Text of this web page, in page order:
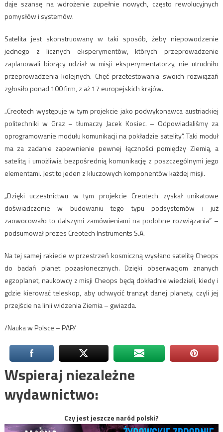
daje szansę na wdrożenie zupełnie nowych, często rewolucyjnych
pomysłów i systemów.
Satelita jest skonstruowany w taki sposób, żeby niepowodzenie
jednego z licznych eksperymentów, których przeprowadzenie
zaplanowali biorący udział w misji eksperymentatorzy, nie utrudniło
przeprowadzenia kolejnych. Chęć przetestowania swoich rozwiązań
zgłosiło ponad 100 firm, z aż 17 europejskich krajów.
„Creotech występuje w tym projekcie jako podwykonawca austriackiej
politechniki w Graz – tłumaczy Jacek Kosiec. – Odpowiadaliśmy za
oprogramowanie modułu komunikacji na pokładzie satelity”. Taki moduł
ma za zadanie zapewnienie pewnej łączności pomiędzy Ziemią, a
satelitą i umożliwia bezpośrednią komunikację z poszczególnymi jego
elementami. Jest to jeden z kluczowych komponentów każdej misji.
„Dzięki uczestnictwu w tym projekcie Creotech zyskał unikatowe
doświadczenie w budowaniu tego typu podsystemów i już
zaowocowało to dalszymi zamówieniami na podobne rozwiązania” –
podsumował prezes Creotech Instruments S.A.
Na tej samej rakiecie w przestrzeń kosmiczną wysłano satelitę Cheops
do badań planet pozasłonecznych. Dzięki obserwacjom znanych
egzoplanet, naukowcy z misji Cheops będą dokładnie wiedzieli, kiedy i
gdzie kierować teleskop, aby uchwycić tranzyt danej planety, czyli jej
przejście na linii widzenia Ziemia – gwiazda.
/Nauka w Polsce – PAP/
Wspieraj niezależne
wydawnictwo:
Czy jest jeszcze naród polski?